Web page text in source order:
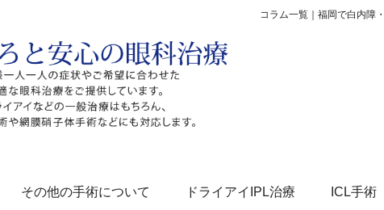
コラム一覧｜福岡で白内障
その他の手術について ドライアイIPL治療 ICL手術